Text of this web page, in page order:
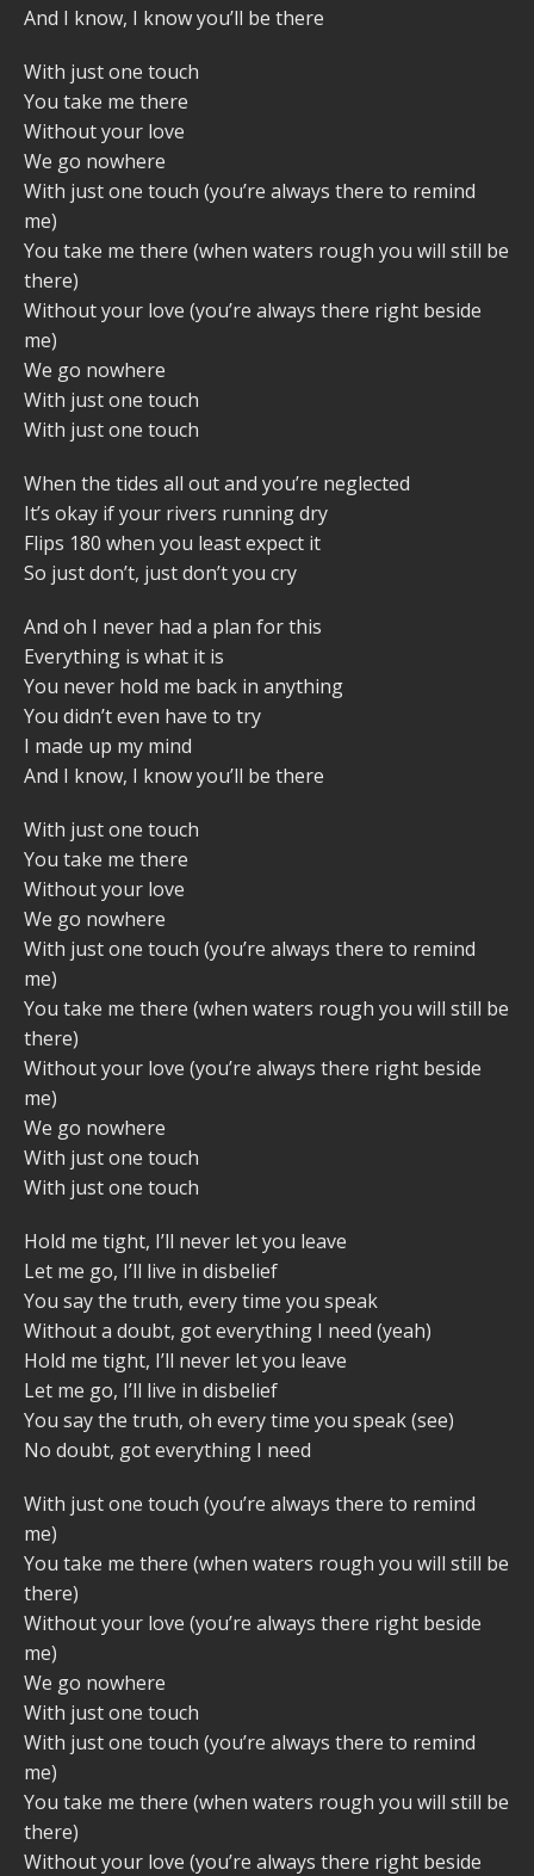
And I know, I know you’ll be there
With just one touch
You take me there
Without your love
We go nowhere
With just one touch (you’re always there to remind
me)
You take me there (when waters rough you will still be
there)
Without your love (you’re always there right beside
me)
We go nowhere
With just one touch
With just one touch
When the tides all out and you’re neglected
It’s okay if your rivers running dry
Flips 180 when you least expect it
So just don’t, just don’t you cry
And oh I never had a plan for this
Everything is what it is
You never hold me back in anything
You didn’t even have to try
I made up my mind
And I know, I know you’ll be there
With just one touch
You take me there
Without your love
We go nowhere
With just one touch (you’re always there to remind
me)
You take me there (when waters rough you will still be
there)
Without your love (you’re always there right beside
me)
We go nowhere
With just one touch
With just one touch
Hold me tight, I’ll never let you leave
Let me go, I’ll live in disbelief
You say the truth, every time you speak
Without a doubt, got everything I need (yeah)
Hold me tight, I’ll never let you leave
Let me go, I’ll live in disbelief
You say the truth, oh every time you speak (see)
No doubt, got everything I need
With just one touch (you’re always there to remind
me)
You take me there (when waters rough you will still be
there)
Without your love (you’re always there right beside
me)
We go nowhere
With just one touch
With just one touch (you’re always there to remind
me)
You take me there (when waters rough you will still be
there)
Without your love (you’re always there right beside